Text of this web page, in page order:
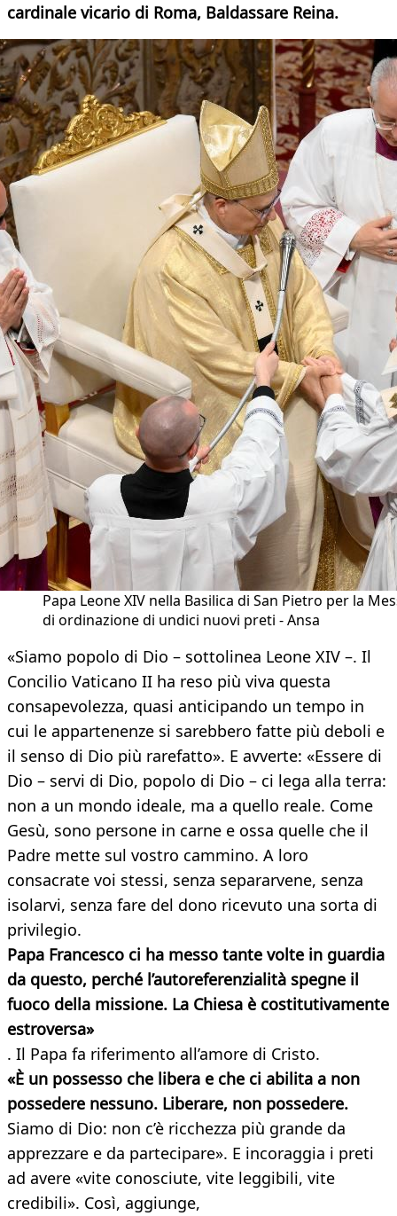
cardinale vicario di Roma, Baldassare Reina.
Papa Leone XIV nella Basilica di San Pietro per la
di ordinazione di undici nuovi preti - Ansa
«Siamo popolo di Dio – sottolinea Leone XIV –. Il
Concilio Vaticano II ha reso più viva questa
consapevolezza, quasi anticipando un tempo in
cui le appartenenze si sarebbero fatte più deboli e
il senso di Dio più rarefatto». E avverte: «Essere di
Dio – servi di Dio, popolo di Dio – ci lega alla terra:
non a un mondo ideale, ma a quello reale. Come
Gesù, sono persone in carne e ossa quelle che il
Padre mette sul vostro cammino. A loro
consacrate voi stessi, senza separarvene, senza
isolarvi, senza fare del dono ricevuto una sorta di
privilegio.
Papa Francesco ci ha messo tante volte in guardia
da questo, perché l’autoreferenzialità spegne il
fuoco della missione. La Chiesa è costitutivamente
estroversa»
. Il Papa fa riferimento all’amore di Cristo.
«È un possesso che libera e che ci abilita a non
possedere nessuno. Liberare, non possedere.
Siamo di Dio: non c’è ricchezza più grande da
apprezzare e da partecipare». E incoraggia i preti
ad avere «vite conosciute, vite leggibili, vite
credibili». Così, aggiunge,